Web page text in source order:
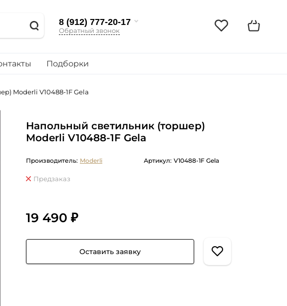
8 (912) 777-20-17
Обратный звонок
Подборки
Moderli V10488-1F Gela
Напольный светильник (торшер)
Moderli V10488-1F Gela
Производитель: Moderli Артикул: V10488-1F Gela
Предзаказ
19 490 ₽
Оставить заявку